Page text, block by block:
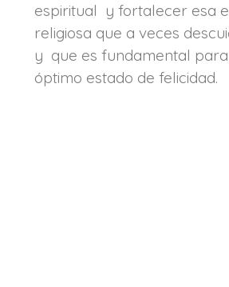
espiritual y fortalecer esa
religiosa que a veces
y que es fundamental
óptimo estado de felicidad.